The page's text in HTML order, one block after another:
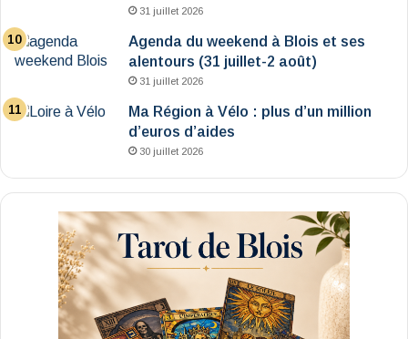
31 juillet 2026
Agenda du weekend à Blois et ses
alentours (31 juillet-2 août)
31 juillet 2026
Ma Région à Vélo : plus d’un million
d’euros d’aides
30 juillet 2026